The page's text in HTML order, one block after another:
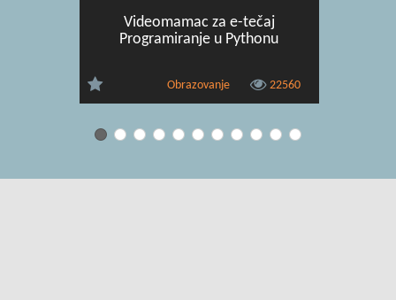
Videomamac za e-tečaj
Programiranje u Pythonu
Obrazovanje 22560